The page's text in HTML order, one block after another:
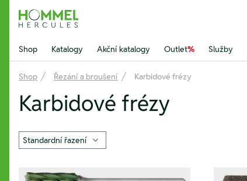
Hommel Hercules
Shop Katalogy Akční katalogy Outlet% Služby
Shop Řezání a broušení Karbidové frézy
Karbidové frézy